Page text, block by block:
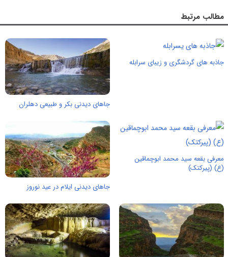
مطالب مرتبط
جاذبه های گردشگری و زیبای سرابله
جاهای دیدنی بکر و طبیعی دهلران
معرفی بقعه سید محمد ابوچماقین
(ع) (پیرکتک)
جاهای دیدنی ایلام در عید نوروز